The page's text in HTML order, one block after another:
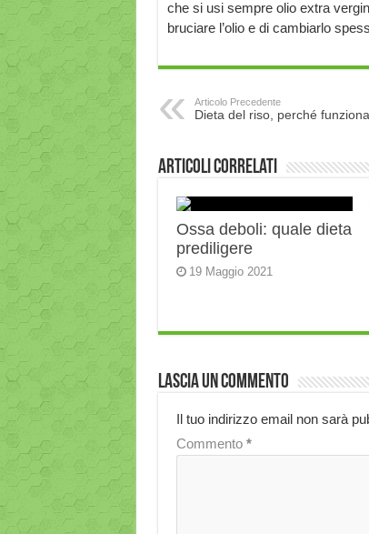
che si usi sempre olio extra
bruciare l’olio e di cambiarlo
Articolo Precedente
Dieta del riso, perché
Articoli correlati
Ossa deboli: quale dieta
prediligere
19 Maggio 2021
Lascia un commento
Il tuo indirizzo email non sarà
Commento *